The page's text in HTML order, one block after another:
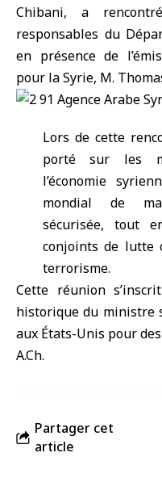
Chibani, a
responsables du
en présence de
pour la Syrie, M.
Lors de cette
porté sur les
l’économie
mondial de
sécurisée, tout
conjoints de lutte
terrorisme.
Cette réunion
historique du ministre
aux États-Unis pour
A.Ch.
Partager cet
article